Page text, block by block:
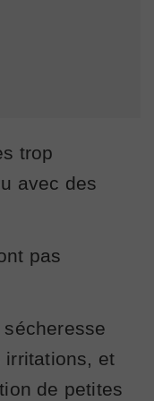
trop
avec des
pas
sécheresse
irritations, et
de petites